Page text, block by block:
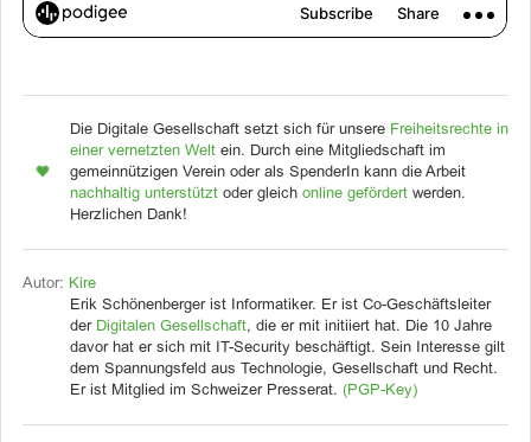
Die Digitale Gesellschaft setzt sich für unsere Freiheitsrechte in
einer vernetzten Welt ein. Durch eine Mitgliedschaft im
gemeinnützigen Verein oder als SpenderIn kann die Arbeit
nachhaltig unterstützt oder gleich online gefördert werden.
Herzlichen Dank!
Autor: Kire
Erik Schönenberger ist Informatiker. Er ist Co-Geschäftsleiter
der Digitalen Gesellschaft, die er mit initiiert hat. Die 10 Jahre
davor hat er sich mit IT-Security beschäftigt. Sein Interesse gilt
dem Spannungsfeld aus Technologie, Gesellschaft und Recht.
Er ist Mitglied im Schweizer Presserat. (PGP-Key)